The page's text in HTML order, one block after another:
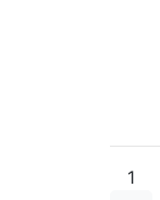
1